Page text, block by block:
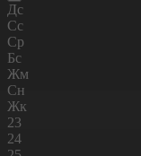
Дс
Сс
Ср
Бс
Жм
Сн
Жк
23
24